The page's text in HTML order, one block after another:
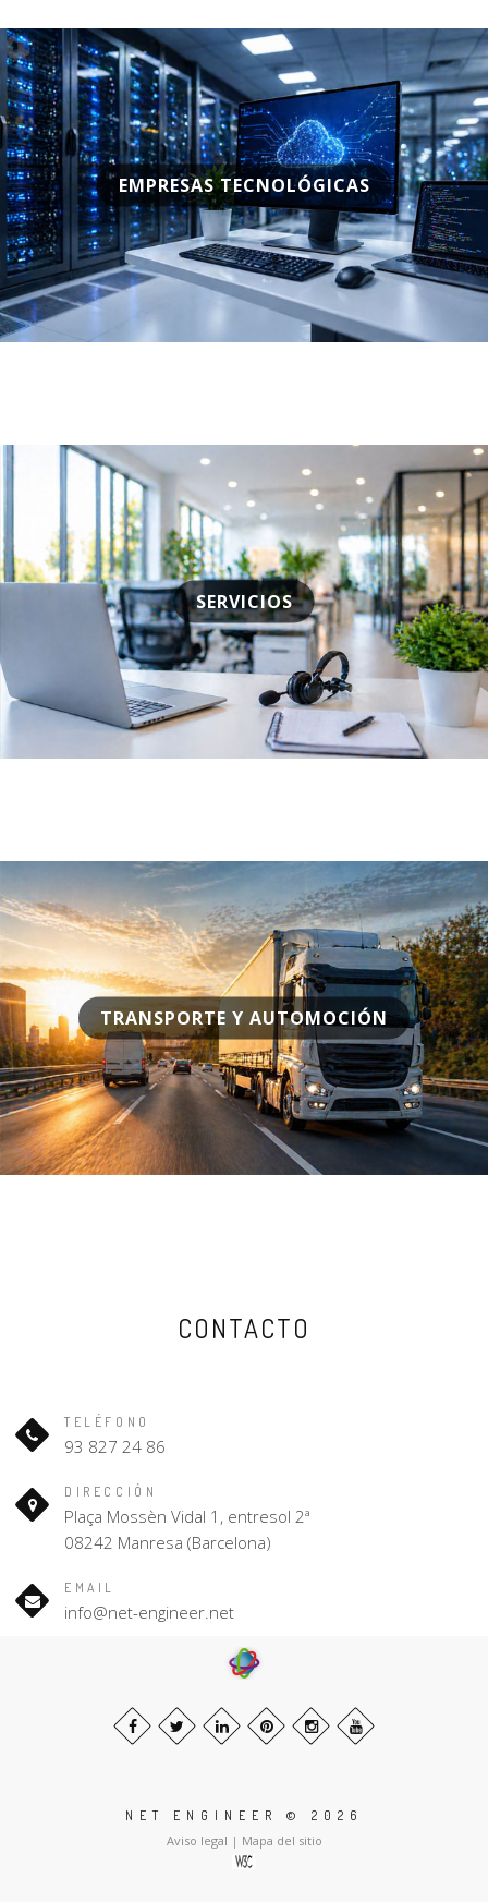
EMPRESAS TECNOLÓGICAS
SERVICIOS
TRANSPORTE Y AUTOMOCIÓN
CONTACTO
TELÉFONO
93 827 24 86
DIRECCIÓN
Plaça Mossèn Vidal 1, entresol 2ª
08242 Manresa (Barcelona)
EMAIL
info@net-engineer.net
NET ENGINEER © 2026
Aviso legal | Mapa del sitio